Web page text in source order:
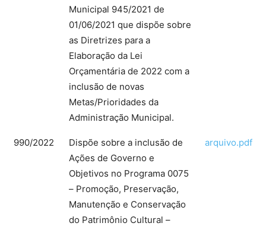
Municipal 945/2021 de
01/06/2021 que dispõe sobre
as Diretrizes para a
Elaboração da Lei
Orçamentária de 2022 com a
inclusão de novas
Metas/Prioridades da
Administração Municipal.
990/2022
Dispõe sobre a inclusão de
Ações de Governo e
Objetivos no Programa 0075
– Promoção, Preservação,
Manutenção e Conservação
do Patrimônio Cultural –
arquivo.pdf